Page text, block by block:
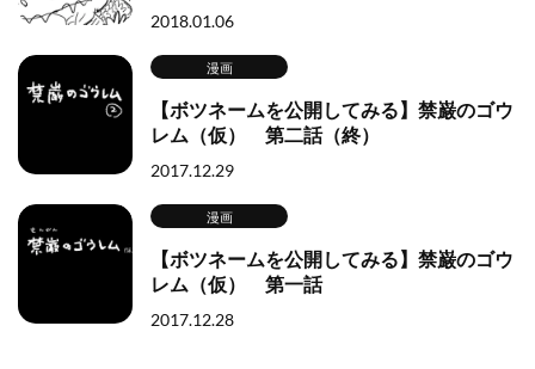
2018.01.06
漫画
【ボツネームを公開してみる】禁巌のゴウ
レム（仮） 第二話（終）
2017.12.29
漫画
【ボツネームを公開してみる】禁巌のゴウ
レム（仮） 第一話
2017.12.28